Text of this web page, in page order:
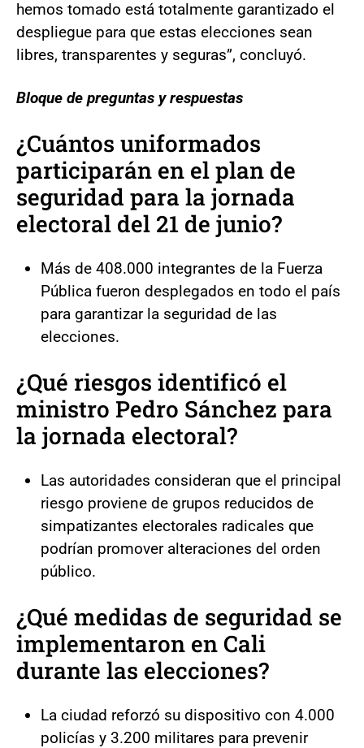
hemos tomado está totalmente garantizado el
despliegue para que estas elecciones sean
libres, transparentes y seguras”, concluyó.
Bloque de preguntas y respuestas
¿Cuántos uniformados
participarán en el plan de
seguridad para la jornada
electoral del 21 de junio?
Más de 408.000 integrantes de la Fuerza
Pública fueron desplegados en todo el país
para garantizar la seguridad de las
elecciones.
¿Qué riesgos identificó el
ministro Pedro Sánchez para
la jornada electoral?
Las autoridades consideran que el principal
riesgo proviene de grupos reducidos de
simpatizantes electorales radicales que
podrían promover alteraciones del orden
público.
¿Qué medidas de seguridad se
implementaron en Cali
durante las elecciones?
La ciudad reforzó su dispositivo con 4.000
policías y 3.200 militares para prevenir